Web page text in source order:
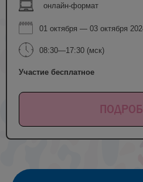
онлайн-формат
01 октября — 03 октября
08:30—17:30 (мск)
Участие бесплатное